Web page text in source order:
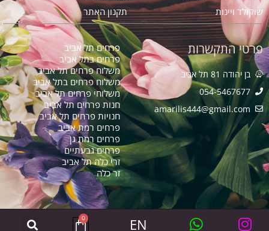
שוקולד ויינות
תקנון האתר
פרטי התקשרות
בן יהודה 81 תל אביב
054-5467677
amarilis444@gmail.com​
פרחים תל אביב
פרחים בתל אביב
משלוח פרחים תל אביב
משלוח פרחים בתל אביב
משלוחי פרחים תל אביב
חנות פרחים תל אביב
חנויות פרחים תל אביב
פרחים רמת אביב
פרחים רמת גן
פרחים גבעתיים
זרי כלה תל אביב
זר כלה
EN
0